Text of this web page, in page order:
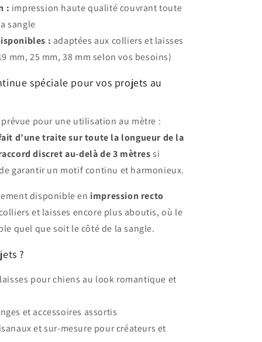
: impression haute qualité couvrant toute
sangle
: adaptées aux colliers et laisses
mm, 25 mm, 38 mm selon vos besoins)
spéciale pour vos projets au
pour une utilisation au mètre :
d’une traite sur toute la longueur de la
discret au-delà de 3 mètressi
garantir un motif continu et harmonieux.
disponible en impression recto
et laisses encore plus aboutis, où le
quel que soit le côté de la sangle.
?
pour chiens au look romantique et
et accessoires assortis
et sur-mesure pour créateurs et